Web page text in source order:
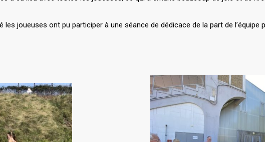
joueuses ont pu participer à une séance de dédicace de la part de l’équipe